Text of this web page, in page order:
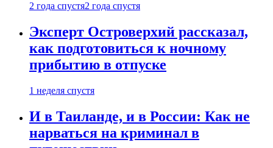
2 года спустя2 года спустя
Эксперт Островерхий рассказал,
как подготовиться к ночному
прибытию в отпуске
1 неделя спустя
И в Таиланде, и в России: Как не
нарваться на криминал в